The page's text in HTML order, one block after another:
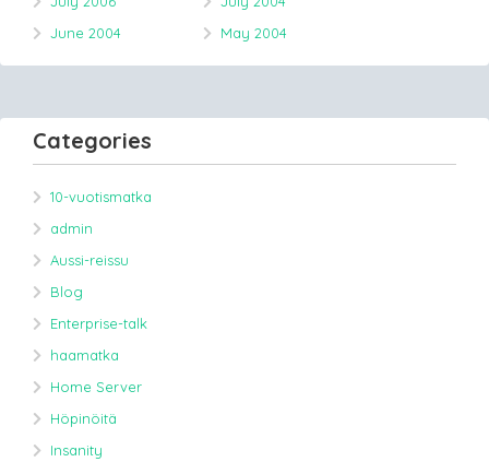
June 2004
May 2004
Categories
10-vuotismatka
admin
Aussi-reissu
Blog
Enterprise-talk
haamatka
Home Server
Höpinöitä
Insanity